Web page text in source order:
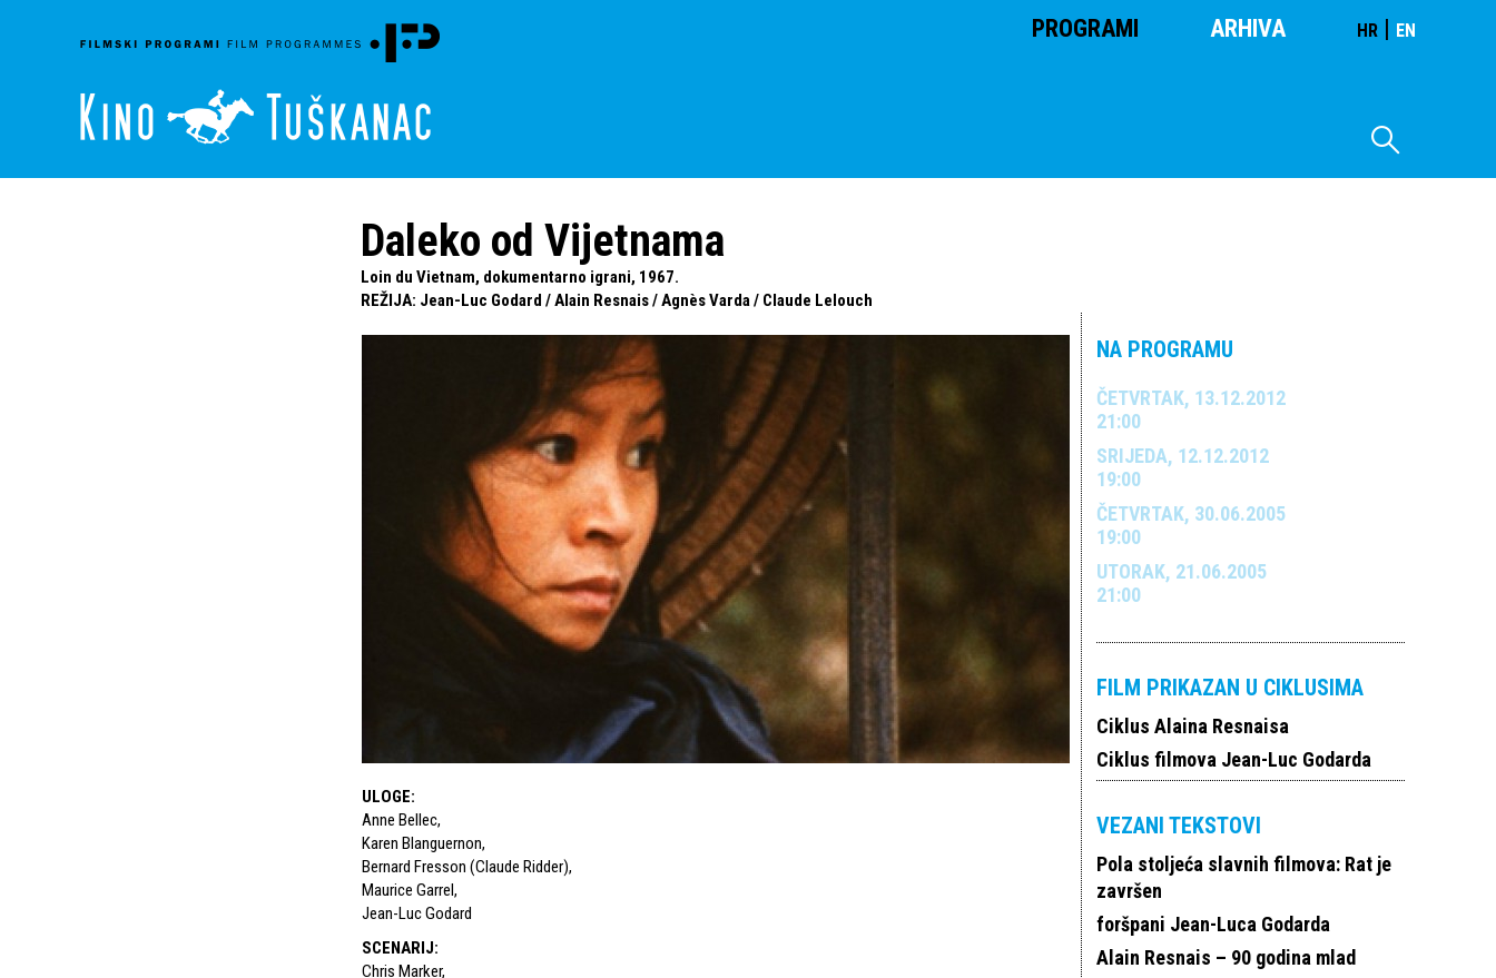
PROGRAMI ARHIVA HR | EN
Daleko od Vijetnama
Loin du Vietnam, dokumentarno igrani, 1967.
REŽIJA: Jean-Luc Godard /Alain Resnais/Agnès Varda/ Claude Lelouch
ULOGE:
Anne Bellec,
Karen Blanguernon,
Bernard Fresson (Claude Ridder),
Maurice Garrel,
Jean-Luc Godard
SCENARIJ:
Chris Marker,
NA PROGRAMU
ČETVRTAK, 13.12.2012
21:00
SRIJEDA, 12.12.2012
19:00
ČETVRTAK, 30.06.2005
19:00
UTORAK, 21.06.2005
21:00
FILM PRIKAZAN U CIKLUSIMA
Ciklus Alaina Resnaisa
Ciklus filmova Jean-Luc Godarda
VEZANI TEKSTOVI
Pola stoljeća slavnih filmova: Rat je
završen
foršpani Jean-Luca Godarda
Alain Resnais – 90 godina mlad